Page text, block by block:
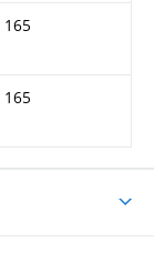
165
165